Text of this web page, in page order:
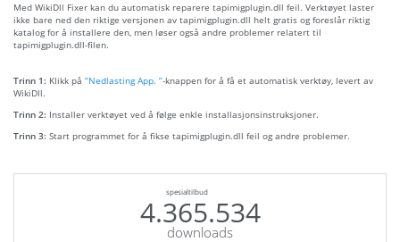
Med WikiDll Fixer kan du automatisk reparere tapimigplugin.dll feil. Verktøyet laster
ikke bare ned den riktige versjonen av tapimigplugin.dll helt gratis og foreslår riktig
katalog for å installere den, men løser også andre problemer relatert til
tapimigplugin.dll-filen.
Trinn 1: Klikk på “Nedlasting App. ”-knappen for å få et automatisk verktøy, levert av
WikiDll.
Trinn 2: Installer verktøyet ved å følge enkle installasjonsinstruksjoner.
Trinn 3: Start programmet for å fikse tapimigplugin.dll feil og andre problemer.
spesialtilbud
4.365.534
downloads